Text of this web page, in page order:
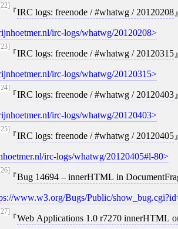
IRC logs: freenode / #whatwg / 20120208
irc-logs/whatwg/20120208
IRC logs: freenode / #whatwg / 20120315
irc-logs/whatwg/20120315
IRC logs: freenode / #whatwg / 20120403
irc-logs/whatwg/20120403
IRC logs: freenode / #whatwg / 20120405
irc-logs/whatwg/20120405#l-80
Bug 14694 – innerHTML in
www.w3.org/Bugs/Public/
Web Applications 1.0 r7270 innerHTML on XML nodes shouldn't expose the fact that it's faking the start